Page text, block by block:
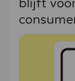
blijft